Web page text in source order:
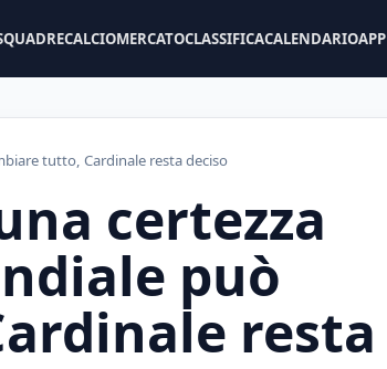
CALCIOMERCATOCLASSIFICACALENDARIOAPP
tutto, Cardinale resta deciso
certezza
può
resta